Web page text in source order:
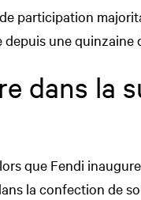
participation
une quinzaine
dans la
que Fendi
la confection de